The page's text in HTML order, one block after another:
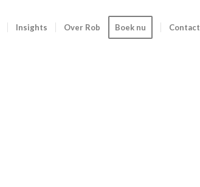
Insights Over Rob Boek nu Contact